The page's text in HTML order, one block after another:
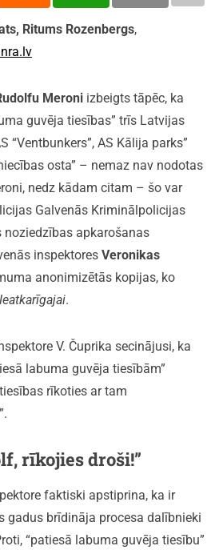
Ritums Rozenbergs,
Meroniizbeigts tāpēc, ka
guvēja tiesības” trīs Latvijas
“Ventbunkers”, AS Kālija parks”
osta” – nemaz nav nodotas
nedz kādam citam – šo var
Galvenās Kriminālpolicijas
noziedzības apkarošanas
inspektores Veronikas
anonimizētās kopijas, ko
.
V. Čuprika secinājusi, ka
labuma guvēja tiesībām”
rīkoties ar tam
rīkojies droši!”
faktiski apstiprina, ka ir
gadus brīdināja procesa dalībnieki
“patiesā labuma guvēja tiesību”